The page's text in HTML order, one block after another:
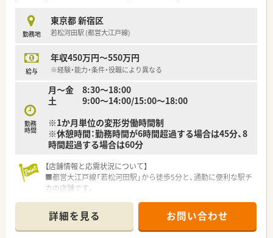
【法人特徴について】
■ 特定のエリアを中心に約18店舗をドミナント展開しており、
■ 原則として店舗間の異動は発生しないため、一つの職場でじ
っくりと患者様と向き合うことができる環境です。
ットホームな社風が根付いているのが特徴的です。
勤務地
東京都 新宿区
若松河田駅 (都営大江戸線)
給与
年収450万円～550万円
※経験・能力・条件・役職により異なる
勤務
時間
月～金 8:30～18:00
土 9:00～14:00/15:00～18:00
※1か月単位の変形労働時間制
※休憩時間：勤務時間が6時間超過する場合は45分、8
時間超過する場合は60分
【店舗情報と応需状況について】
■都営大江戸線「若松河田駅」から徒歩5分と、通勤に便利な駅チ
カの店舗です。
方箋を応需しています。
■処方箋枚数は1日平均80枚から120枚、薬剤師は正社員8名体
制（常時4～5名）で運営しています。
詳細を見る お問い合わせ